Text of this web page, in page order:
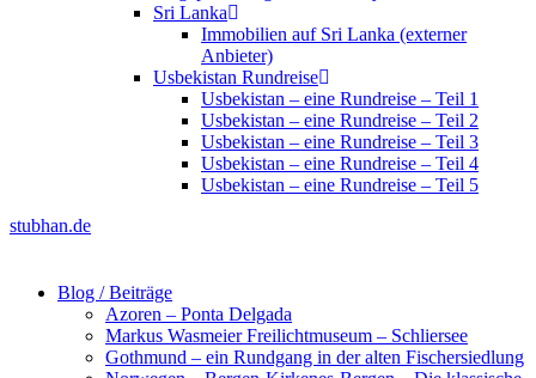
Sri Lanka
Immobilien auf Sri Lanka (externer
Anbieter)
Usbekistan Rundreise
Usbekistan – eine Rundreise – Teil 1
Usbekistan – eine Rundreise – Teil 2
Usbekistan – eine Rundreise – Teil 3
Usbekistan – eine Rundreise – Teil 4
Usbekistan – eine Rundreise – Teil 5
stubhan.de
Blog / Beiträge
Azoren – Ponta Delgada
Markus Wasmeier Freilichtmuseum – Schliersee
Gothmund – ein Rundgang in der alten Fischersiedlung